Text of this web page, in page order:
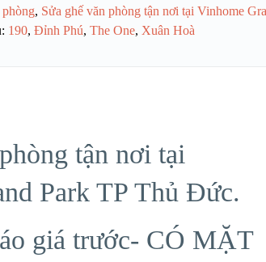
phòng, Sửa ghế văn phòng tận nơi tại Vinhome
190, Đỉnh Phú, The One, Xuân Hoà
tận nơi tại
Park TP Thủ Đức.
giá trước- CÓ MẶT